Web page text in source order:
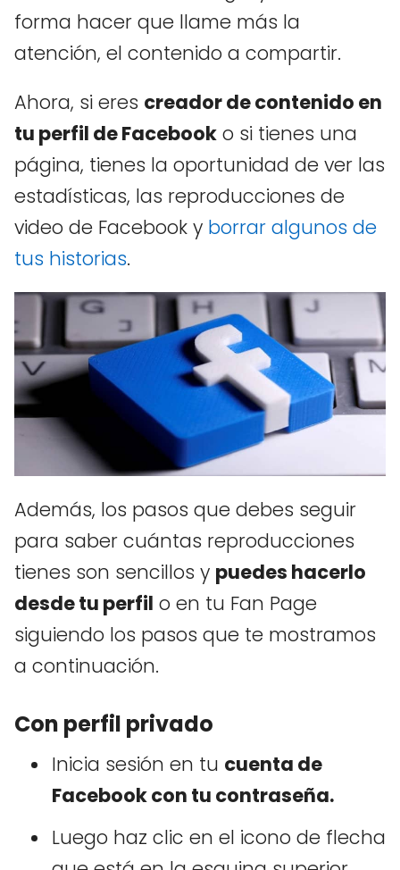
forma hacer que llame más la
atención, el contenido a compartir.
Ahora, si eres creador de contenido en
tu perfil de Facebook o si tienes una
página, tienes la oportunidad de ver las
estadísticas, las reproducciones de
video de Facebook y borrar algunos de
tus historias.
Además, los pasos que debes seguir
para saber cuántas reproducciones
tienes son sencillos y puedes hacerlo
desde tu perfil o en tu Fan Page
siguiendo los pasos que te mostramos
a continuación.
Con perfil privado
Inicia sesión en tu cuenta de
Facebook con tu contraseña.
Luego haz clic en el icono de flecha